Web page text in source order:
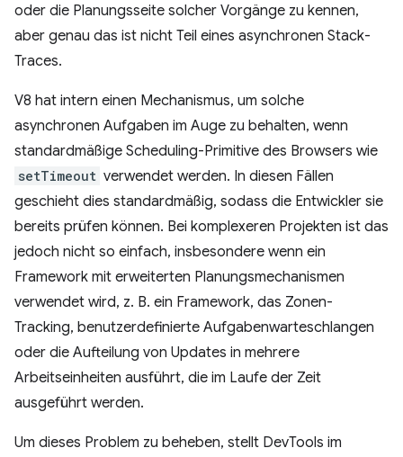
oder die Planungsseite solcher Vorgänge zu kennen,
aber genau das ist nicht Teil eines asynchronen Stack-
Traces.
V8 hat intern einen Mechanismus, um solche
asynchronen Aufgaben im Auge zu behalten, wenn
standardmäßige Scheduling-Primitive des Browsers wie
setTimeout verwendet werden. In diesen Fällen
geschieht dies standardmäßig, sodass die Entwickler sie
bereits prüfen können. Bei komplexeren Projekten ist das
jedoch nicht so einfach, insbesondere wenn ein
Framework mit erweiterten Planungsmechanismen
verwendet wird, z. B. ein Framework, das Zonen-
Tracking, benutzerdefinierte Aufgabenwarteschlangen
oder die Aufteilung von Updates in mehrere
Arbeitseinheiten ausführt, die im Laufe der Zeit
ausgeführt werden.
Um dieses Problem zu beheben, stellt DevTools im